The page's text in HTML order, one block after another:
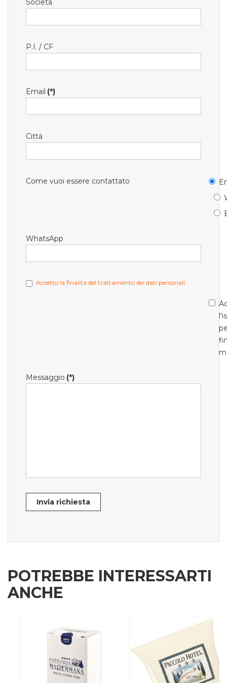
Società
P.I. / CF
Email (*)
Città
Come vuoi essere contattato
WhatsApp
Accetto la finalità del trattamento dei dati personali
Messaggio (*)
Invia richiesta
POTREBBE INTERESSARTI
ANCHE